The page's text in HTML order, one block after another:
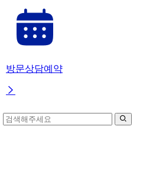
방문상담예약

